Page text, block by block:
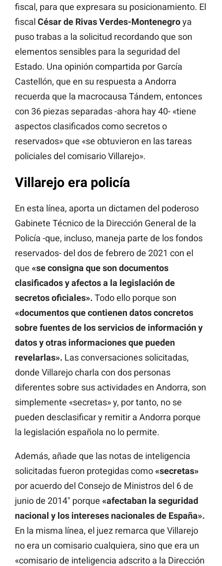
fiscal, para que expresara su posicionamiento. El
fiscal César de Rivas Verdes-Montenegroya
puso trabas a la solicitud recordando que son
elementos sensibles para la seguridad del
Estado. Una opinión compartida por García
Castellón, que en su respuesta a Andorra
recuerda que la macrocausa Tándem, entonces
con 36 piezas separadas -ahora hay 40- «tiene
aspectos clasificados como secretos o
reservados» que «se obtuvieron en las tareas
policiales del comisario Villarejo».
Villarejo era policía
En esta línea, aporta un dictamen del poderoso
Gabinete Técnico de la Dirección General de la
Policía -que, incluso, maneja parte de los fondos
reservados- del dos de febrero de 2021 con el
que «se consigna que son documentos
clasificados y afectos a la legislación de
secretos oficiales». Todo ello porque son
«documentos que contienen datos concretos
sobre fuentes de los servicios de información y
datos y otras informaciones que pueden
revelarlas». Las conversaciones solicitadas,
donde Villarejo charla con dos personas
diferentes sobre sus actividades en Andorra, son
simplemente «secretas» y, por tanto, no se
pueden desclasificar y remitir a Andorra porque
la legislación española no lo permite.
Además, añade que las notas de inteligencia
solicitadas fueron protegidas como«secretas»
por acuerdo del Consejo de Ministros del 6 de
junio de 2014″ porque «afectaban la seguridad
nacional y los intereses nacionales de España».
En la misma línea, el juez remarca que Villarejo
no era un comisario cualquiera, sino que era un
«comisario de inteligencia adscrito a la Dirección